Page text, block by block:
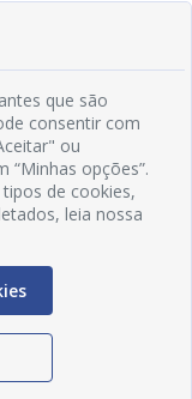
que são
consentir com
ou
“Minhas opções”.
de cookies,
leia nossa